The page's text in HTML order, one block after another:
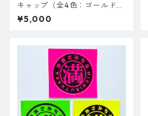
キャップ（全4色：ゴールド／
シルバー／ピンク／ブルー）
¥5,000